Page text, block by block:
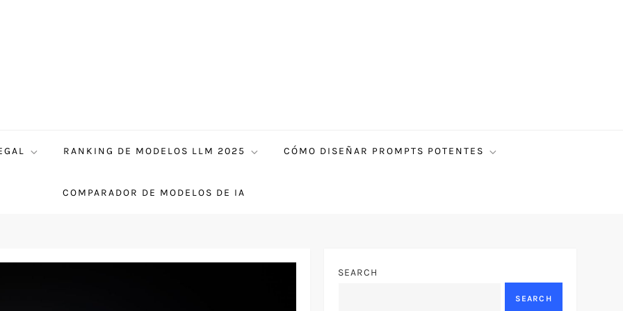
RANKING DE MODELOS LLM 2025 CÓMO DISEÑAR PROMPTS POTENTES
COMPARADOR DE MODELOS DE IA
SEARCH
SEARCH